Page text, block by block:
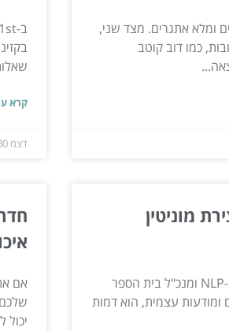
ומלא אתגרים. מצד שני,
כמו דוב קוטב
קרא
דצמ 30, 2024
מוניטין
דניאל דודזון, מאסטר ב-NLP ומנכ"ל בית הספר
ומודעות עצמית, הוא דמות
אם
יכול